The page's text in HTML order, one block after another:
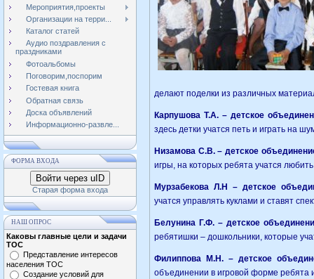
Мероприятия,проекты
Организации на терри...
Каталог статей
Аудио поздравления с
праздниками
Фотоальбомы
Поговорим,поспорим
Гостевая книга
Обратная связь
Доска объявлений
Информационно-развле...
ФОРМА ВХОДА
Войти через uID
Старая форма входа
НАШ ОПРОС
Каковы главные цели и задачи
ТОС
Представление интересов
населения ТОС
Создание условий для
делают поделки из различных
Карпушова Т.А. – детское
здесь детки учатся петь и играть на
Низамова С.В. – детское
игры, на которых ребята учатся
Мурзабекова Л.Н – детское
учатся управлять куклами и ставят
Белунина Г.Ф. – детское
ребятишки – дошкольники, которые
Филиппова М.Н. – детское
объединении в игровой форме ребята